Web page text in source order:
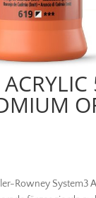
Rowney System3